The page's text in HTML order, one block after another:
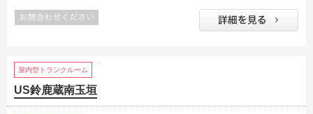
屋内型トランクルーム
US鈴鹿蔵南玉垣